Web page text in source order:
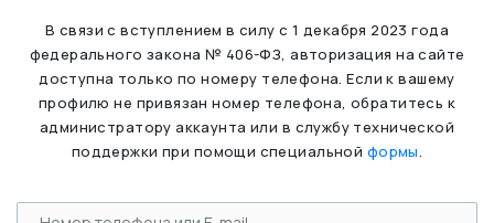
В связи с вступлением в силу с 1 декабря 2023 года
федерального закона № 406-ФЗ, авторизация на сайте
доступна только по номеру телефона. Если к вашему
профилю не привязан номер телефона, обратитесь к
администратору аккаунта или в службу технической
поддержки при помощи специальной формы.